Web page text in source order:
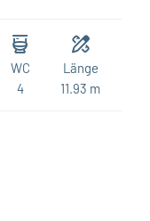
WC
4
Länge
11.93 m